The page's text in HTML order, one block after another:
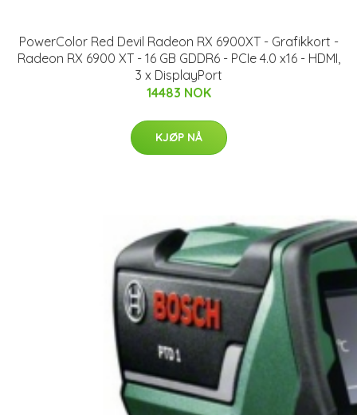
PowerColor Red Devil Radeon RX 6900XT - Grafikkort -
Radeon RX 6900 XT - 16 GB GDDR6 - PCIe 4.0 x16 - HDMI,
3 x DisplayPort
14483 NOK
KJØP NÅ